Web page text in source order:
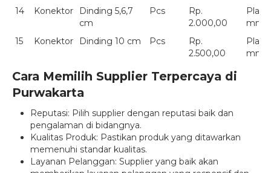
14
Konektor
Dinding 5,6,7
cm
Pcs
Rp.
2.000,00
mm
15
Konektor Dinding 10 cm Pcs
Rp.
2.500,00
mm
Cara Memilih Supplier Terpercaya di
Purwakarta
Reputasi: Pilih supplier dengan reputasi baik dan
pengalaman di bidangnya.
Kualitas Produk: Pastikan produk yang ditawarkan
memenuhi standar kualitas.
Layanan Pelanggan: Supplier yang baik akan